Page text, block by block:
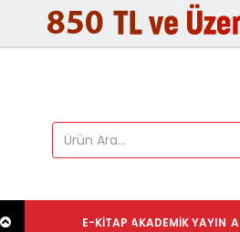
AKADEMIK YAYIN
E-KITAP